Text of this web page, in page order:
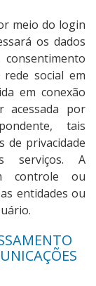
meio do login
os dados
social em
em conexão
acessada por
tais
de privacidade
serviços. A
controle ou
entidades ou